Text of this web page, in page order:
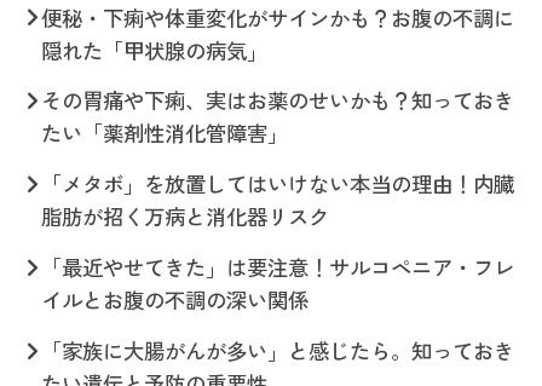
便秘・下痢や体重変化がサインかも？お腹の不調に
隠れた「甲状腺の病気」
その胃痛や下痢、実はお薬のせいかも？知っておき
たい「薬剤性消化管障害」
「メタボ」を放置してはいけない本当の理由！内臓
脂肪が招く万病と消化器リスク
「最近やせてきた」は要注意！サルコペニア・フレ
イルとお腹の不調の深い関係
「家族に大腸がんが多い」と感じたら。知っておき